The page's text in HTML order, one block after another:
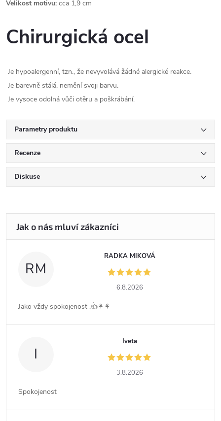
Velikost motivu: cca 1,9 cm
Chirurgická ocel
Je hypoalergenní, tzn., že nevyvolává žádné alergické reakce.
Je barevně stálá, nemění svoji barvu.
Je vysoce odolná vůči otěru a poškrábání.
Parametry produktu
Recenze
Diskuse
RM
RADKA MIKOVÁ
6.8.2026
Jako vždy spokojenost .👍⚘️⚘️
I
Iveta
3.8.2026
Spokojenost